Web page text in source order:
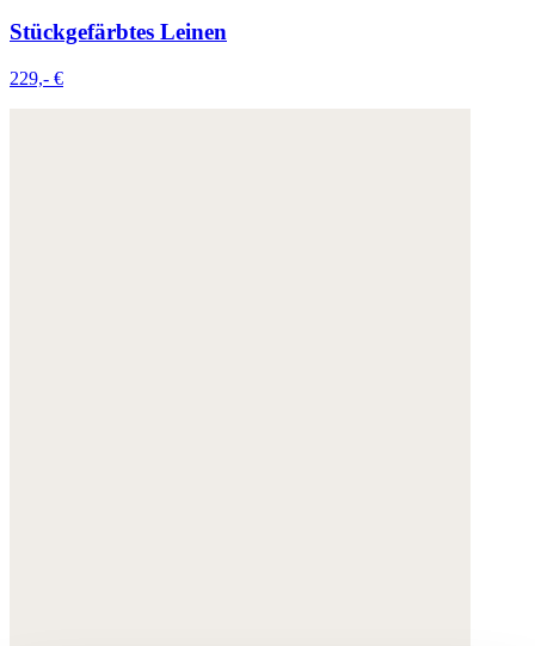
Stückgefärbtes Leinen
229,- €